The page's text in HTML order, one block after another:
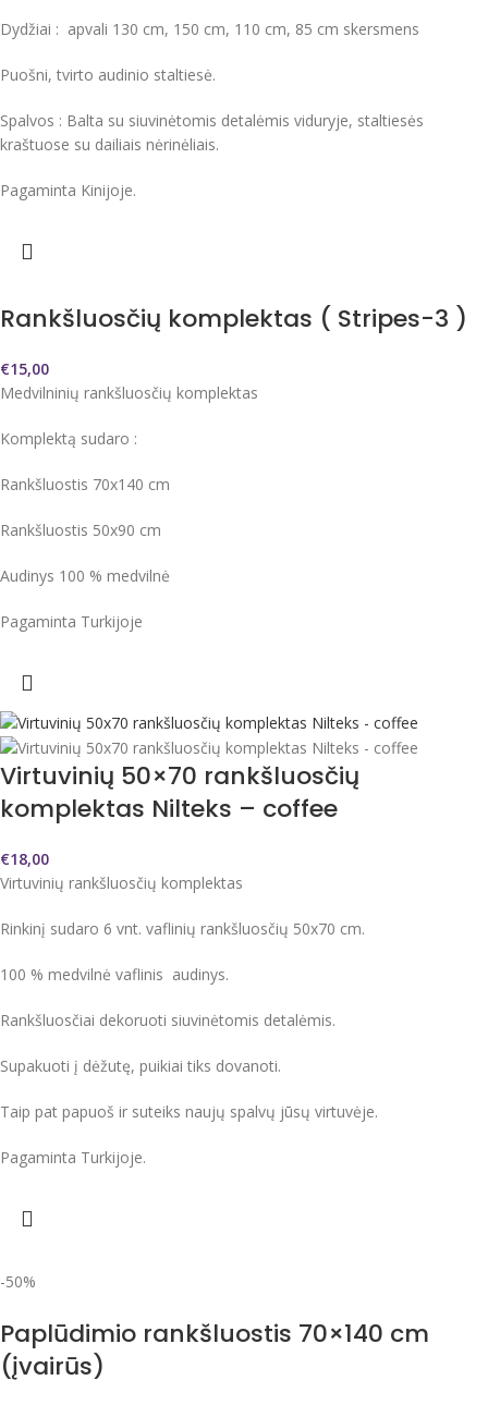
Dydžiai : apvali 130 cm, 150 cm, 110 cm, 85 cm skersmens
Puošni, tvirto audinio staltiesė.
Spalvos : Balta su siuvinėtomis detalėmis viduryje, staltiesės
kraštuose su dailiais nėrinėliais.
Pagaminta Kinijoje.
Rankšluosčių komplektas ( Stripes-3 )
€15,00
Medvilninių rankšluosčių komplektas
Komplektą sudaro :
Rankšluostis 70x140 cm
Rankšluostis 50x90 cm
Audinys 100 % medvilnė
Pagaminta Turkijoje
Virtuvinių 50×70 rankšluosčių
komplektas Nilteks – coffee
€18,00
Virtuvinių rankšluosčių komplektas
Rinkinį sudaro 6 vnt. vaflinių rankšluosčių 50x70 cm.
100 % medvilnė vaflinis audinys.
Rankšluosčiai dekoruoti siuvinėtomis detalėmis.
Supakuoti į dėžutę, puikiai tiks dovanoti.
Taip pat papuoš ir suteiks naujų spalvų jūsų virtuvėje.
Pagaminta Turkijoje.
-50%
Paplūdimio rankšluostis 70×140 cm
(įvairūs)